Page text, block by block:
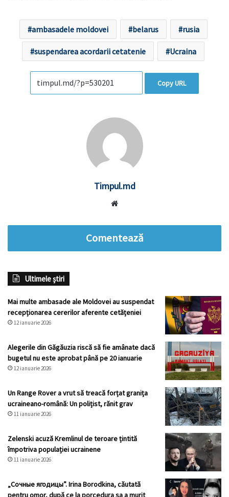
ambasadele moldovei belarus rusia
suspendarea acordarii cetatenie Ucraina
Copy URL
Timpul.md
Comentează
Ultimele știri
Mai multe ambasade ale Moldovei au suspendat
recepționarea cererilor aferente cetățeniei
12 ianuarie 2026
Alegerile din Găgăuzia riscă să fie amânate dacă
bugetul nu este aprobat până pe 20 ianuarie
12 ianuarie 2026
Un Range Rover a vrut să treacă forțat granița
ucraineano-română: Un polițist, rănit grav
11 ianuarie 2026
Zelenski acuză Kremlinul de teroare țintită
împotriva populației ucrainene
11 ianuarie 2026
„Сочные ягодицы”. Irina Borodkina, căutată
pentru omor, după ce la porcedura sa a murit